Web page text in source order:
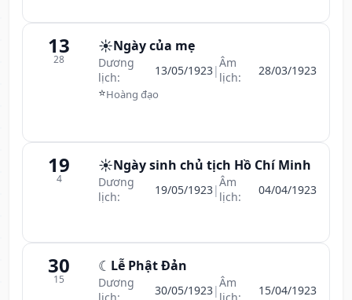
13
28
☀️Ngày của mẹ
Dương
lịch:
13/05/1923|Âm
lịch:
28/03/1923
⭐Hoàng đạo
19
4
☀️Ngày sinh chủ tịch Hồ Chí Minh
Dương
lịch:
19/05/1923|Âm
lịch:
04/04/1923
30
15
☾ Lễ Phật Đản
Dương
30/05/1923|Âm
15/04/1923